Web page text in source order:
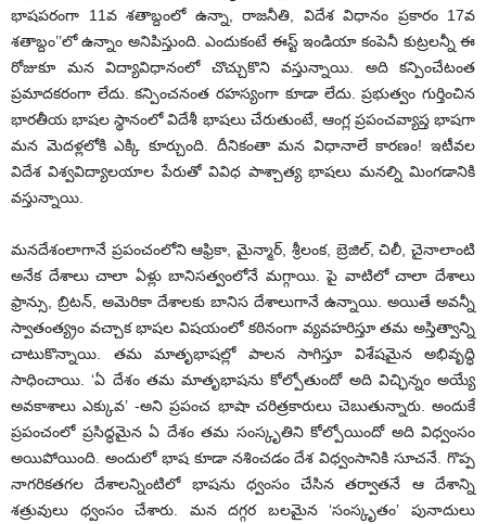
భాషపరంగా 11వ శతాబ్దంలో ఉన్నా, రాజనీతి, విదేశ విధానం ప్రకారం 17వ
శతాబ్దం’’లో ఉన్నాం అనిపిస్తుంది. ఎందుకంటే ఈస్ట్ ఇండియా కంపెనీ కుట్రలన్నీ ఈ
రోజుకూ మన విద్యావిధానంలో చొచ్చుకొని వస్తున్నాయి. అది కన్పించేటంత
ప్రమాదకరంగా లేదు. కన్పించనంత రహస్యంగా కూడా లేదు. ప్రభుత్వం గుర్తించిన
భారతీయ భాషల స్థానంలో విదేశీ భాషలు చేరుతుంటే, ఆంగ్ల ప్రపంచవ్యాప్త భాషగా
మన మెదళ్లలోకి ఎక్కి కూర్చుంది. దీనికంతా మన విధానాలే కారణం! ఇటీవల
విదేశ విశ్వవిద్యాలయాల పేరుతో వివిధ పాశ్చాత్య భాషలు మనల్ని మింగడానికి
వస్తున్నాయి.
మనదేశంలాగానే ప్రపంచంలోని ఆఫ్రికా, మైన్మార్, శ్రీలంక, బ్రెజిల్, చిలీ, చైనాలాంటి
అనేక దేశాలు చాలా ఏళ్లు బానిసత్వంలోనే మగ్గాయి. పై వాటిలో చాలా దేశాలు
ఫ్రాన్సు, బ్రిటన్, అమెరికా దేశాలకు బానిస దేశాలుగానే ఉన్నాయి. అయితే అవన్నీ
స్వాతంత్య్రం వచ్చాక భాషల విషయంలో కఠినంగా వ్యవహరిస్తూ తమ అస్తిత్వాన్ని
చాటుకొన్నాయి. తమ మాతృభాషల్లో పాలన సాగిస్తూ విశేషమైన అభివృద్ధి
సాధించాయి. ‘ఏ దేశం తమ మాతృభాషను కోల్పోతుందో అది విచ్ఛిన్నం అయ్యే
అవకాశాలు ఎక్కువ’ -అని ప్రపంచ భాషా చరిత్రకారులు చెబుతున్నారు. అందుకే
ప్రపంచంలో ప్రసిద్ధమైన ఏ దేశం తమ సంస్కృతిని కోల్పోయిందో అది విధ్వంసం
అయిపోయింది. అందులో భాష కూడా నశించడం దేశ విధ్వంసానికి సూచనే. గొప్ప
నాగరికతగల దేశాలన్నింటిలో భాషను ధ్వంసం చేసిన తర్వాతనే ఆ దేశాన్ని
శత్రువులు ధ్వంసం చేశారు. మన దగ్గర బలమైన ‘సంస్కృతం’ పునాదులు